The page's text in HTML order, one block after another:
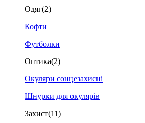
Одяг(2)
Кофти
Футболки
Оптика(2)
Окуляри сонцезахисні
Шнурки для окулярів
Захист(11)